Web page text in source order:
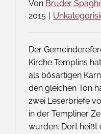
Von Bruder
2015 |
Der
Kirche Templins
als bösartigen
den gleichen Ton
zwei Leserbriefe
in der Templiner
wurden. Dort heißt